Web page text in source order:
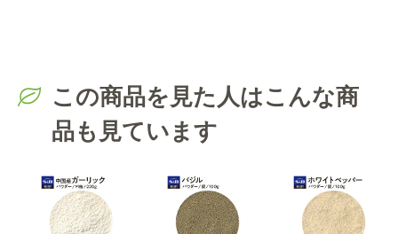
この商品を見た人はこんな商
品も見ています